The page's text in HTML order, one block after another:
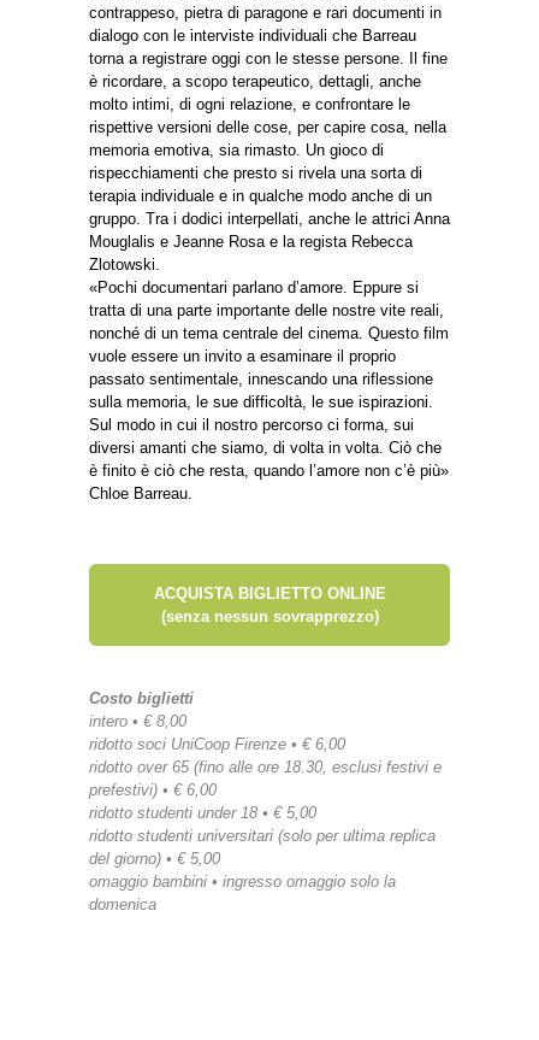
contrappeso, pietra di paragone e rari documenti in
dialogo con le interviste individuali che Barreau
torna a registrare oggi con le stesse persone. Il fine
è ricordare, a scopo terapeutico, dettagli, anche
molto intimi, di ogni relazione, e confrontare le
rispettive versioni delle cose, per capire cosa, nella
memoria emotiva, sia rimasto. Un gioco di
rispecchiamenti che presto si rivela una sorta di
terapia individuale e in qualche modo anche di un
gruppo. Tra i dodici interpellati, anche le attrici Anna
Mouglalis e Jeanne Rosa e la regista Rebecca
Zlotowski.
«Pochi documentari parlano d’amore. Eppure si
tratta di una parte importante delle nostre vite reali,
nonché di un tema centrale del cinema. Questo film
vuole essere un invito a esaminare il proprio
passato sentimentale, innescando una riflessione
sulla memoria, le sue difficoltà, le sue ispirazioni.
Sul modo in cui il nostro percorso ci forma, sui
diversi amanti che siamo, di volta in volta. Ciò che
è finito è ciò che resta, quando l’amore non c’è più»
Chloe Barreau.
ACQUISTA BIGLIETTO ONLINE
(senza nessun sovrapprezzo)
Costo biglietti
intero • € 8,00
ridotto soci UniCoop Firenze • € 6,00
ridotto over 65 (fino alle ore 18.30, esclusi festivi e
prefestivi) • € 6,00
ridotto studenti under 18 • € 5,00
ridotto studenti universitari (solo per ultima replica
del giorno) • € 5,00
omaggio bambini • ingresso omaggio solo la
domenica